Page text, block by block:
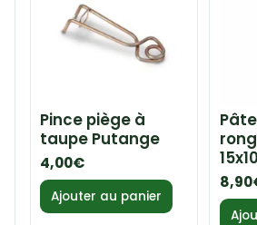
Pince piège à
taupe Putange
4,00€
Ajouter au panier
8,90